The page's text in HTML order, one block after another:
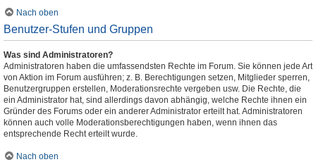
Nach oben
Benutzer-Stufen und Gruppen
Was sind Administratoren?
Administratoren haben die umfassendsten Rechte im Forum. Sie können jede Art
von Aktion im Forum ausführen; z. B. Berechtigungen setzen, Mitglieder sperren,
Benutzergruppen erstellen, Moderationsrechte vergeben usw. Die Rechte, die
ein Administrator hat, sind allerdings davon abhängig, welche Rechte ihnen ein
Gründer des Forums oder ein anderer Administrator erteilt hat. Administratoren
können auch volle Moderationsberechtigungen haben, wenn ihnen das
entsprechende Recht erteilt wurde.
Nach oben